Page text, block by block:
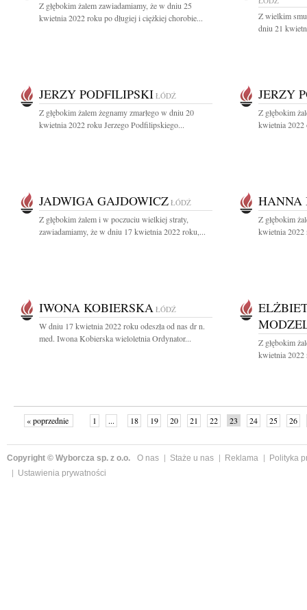
Z głębokim żalem zawiadamiamy, że w dniu 25
kwietnia 2022 roku po długiej i ciężkiej chorobie...
Z wielkim
dniu 21
JERZY PODFILIPSKI ŁÓDŹ
Z głębokim żalem żegnamy zmarłego w dniu 20
kwietnia 2022 roku Jerzego Podfilipskiego...
JERZY
Z głębokim
kwietnia 2022
JADWIGA GAJDOWICZ ŁÓDŹ
Z głębokim żalem i w poczuciu wielkiej straty,
zawiadamiamy, że w dniu 17 kwietnia 2022 roku,...
HANNA
Z głębokim
kwietnia 2022
IWONA KOBIERSKA ŁÓDŹ
W dniu 17 kwietnia 2022 roku odeszła od nas dr n.
med. Iwona Kobierska wieloletnia Ordynator...
Z głębokim
kwietnia 2022
« poprzednie 1 ... 18 19 20 21 22 23 24 25
26
Copyright © Wyborcza sp. z o.o. O nas Staże u nas Reklama
Polityka
Ustawienia prywatności